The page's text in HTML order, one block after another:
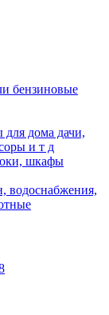
бензиновые
для дома дачи,
и т д
шкафы
водоснабжения,